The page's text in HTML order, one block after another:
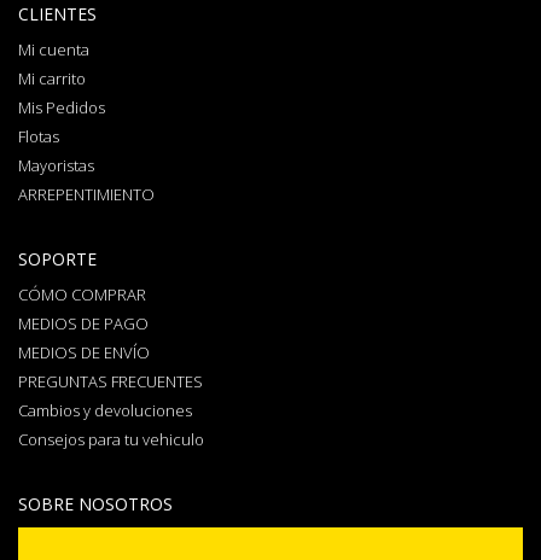
CLIENTES
Mi cuenta
Mi carrito
Mis Pedidos
Flotas
Mayoristas
ARREPENTIMIENTO
SOPORTE
CÓMO COMPRAR
MEDIOS DE PAGO
MEDIOS DE ENVÍO
PREGUNTAS FRECUENTES
Cambios y devoluciones
Consejos para tu vehiculo
SOBRE NOSOTROS